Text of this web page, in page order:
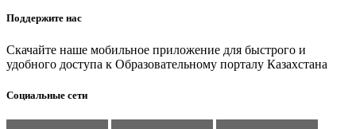
Поддержите нас
Скачайте наше мобильное приложение для быстрого и
удобного доступа к Образовательному порталу Казахстана
Социальные сети